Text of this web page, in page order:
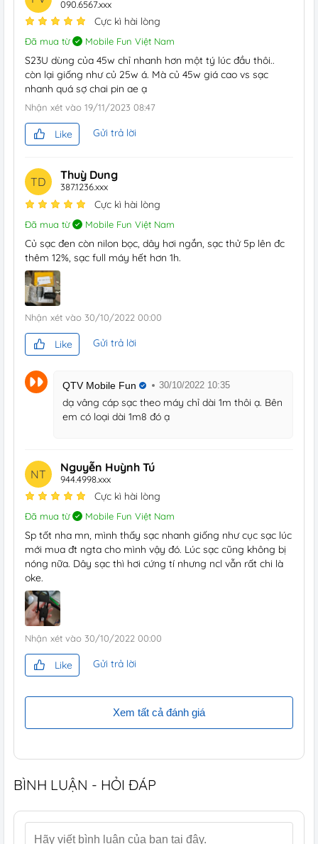
090.6567.xxx
Cực kì hài lòng
Đã mua từ Mobile Fun Việt Nam
S23U dùng của 45w chỉ nhanh hơn một tý lúc đầu thôi..
còn lại giống như củ 25w á. Mà củ 45w giá cao vs sạc
nhanh quá sợ chai pin ae ạ
Nhận xét vào 19/11/2023 08:47
Like Gửi trả lời
TD Thuỳ Dung
387.1236.xxx
Cực kì hài lòng
Đã mua từ Mobile Fun Việt Nam
Củ sạc đen còn nilon bọc, dây hơi ngắn, sạc thử 5p lên đc
thêm 12%, sạc full máy hết hơn 1h.
Nhận xét vào 30/10/2022 00:00
Like Gửi trả lời
QTV Mobile Fun 30/10/2022 10:35
dạ vâng cáp sạc theo máy chỉ dài 1m thôi ạ. Bên
em có loại dài 1m8 đó ạ
NT Nguyễn Huỳnh Tú
944.4998.xxx
Cực kì hài lòng
Đã mua từ Mobile Fun Việt Nam
Sp tốt nha mn, mình thấy sạc nhanh giống như cục sạc lúc
mới mua đt ngta cho mình vậy đó. Lúc sạc cũng không bị
nóng nữa. Dây sạc thì hơi cứng tí nhưng ncl vẫn rất chi là
oke.
Nhận xét vào 30/10/2022 00:00
Like Gửi trả lời
Xem tất cả đánh giá
BÌNH LUẬN - HỎI ĐÁP